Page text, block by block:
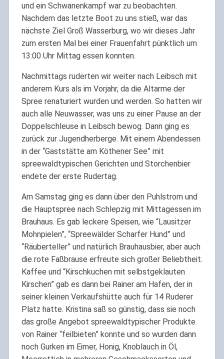
und ein Schwanenkampf war zu beobachten.
Nachdem das letzte Boot zu uns stieß, war das
nächste Ziel Groß Wasserburg, wo wir dieses Jahr
zum ersten Mal bei einer Frauenfahrt pünktlich um
13:00 Uhr Mittag essen konnten.
Nachmittags ruderten wir weiter nach Leibsch mit
anderem Kurs als im Vorjahr, da die Altarme der
Spree renaturiert wurden und werden. So hatten wir
auch alle Neuwasser, was uns zu einer Pause an der
Doppelschleuse in Leibsch bewog. Dann ging es
zurück zur Jugendherberge. Mit einem Abendessen
in der “Gaststätte am Köthener See” mit
spreewaldtypischen Gerichten und Storchenbier
endete der erste Rudertag.
Am Samstag ging es dann über den Puhlstrom und
die Hauptspree nach Schlepzig mit Mittagessen im
Brauhaus. Es gab leckere Speisen, wie “Lausitzer
Mohnpielen”, “Spreewälder Scharfer Hund” und
“Räuberteller” und natürlich Brauhausbier, aber auch
die rote Faßbrause erfreute sich großer Beliebtheit.
Kaffee und “Kirschkuchen mit selbstgeklauten
Kirschen” gab es dann bei Rainer am Hafen, der in
seiner kleinen Verkaufshütte auch für 14 Ruderer
Platz hatte. Kristina saß so günstig, dass sie noch
das große Angebot spreewaldtypischer Produkte
von Rainer “feilbieten” konnte und so wurden dann
noch Gurken im Eimer, Honig, Knoblauch in Öl,